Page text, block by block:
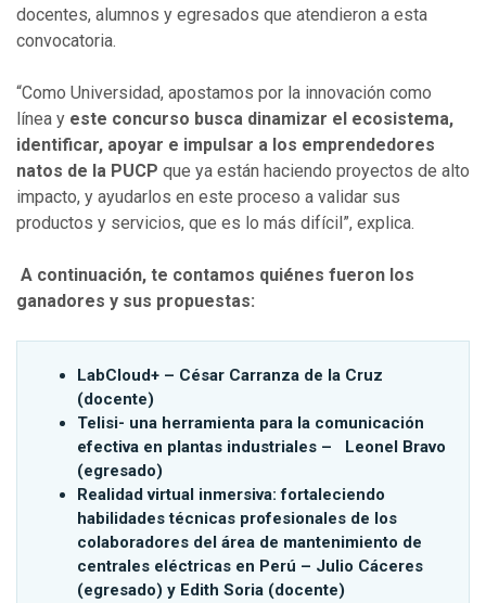
docentes, alumnos y egresados que atendieron a esta
convocatoria.
“Como Universidad, apostamos por la innovación como
línea y este concurso busca dinamizar el ecosistema,
identificar, apoyar e impulsar a los emprendedores
natos de la PUCP que ya están haciendo proyectos de alto
impacto, y ayudarlos en este proceso a validar sus
productos y servicios, que es lo más difícil”, explica.
A continuación, te contamos quiénes fueron los
ganadores y sus propuestas:
LabCloud+ – César Carranza de la Cruz
(docente)
Telisi- una herramienta para la comunicación
efectiva en plantas industriales – Leonel Bravo
(egresado)
Realidad virtual inmersiva: fortaleciendo
habilidades técnicas profesionales de los
colaboradores del área de mantenimiento de
centrales eléctricas en Perú – Julio Cáceres
(egresado) y Edith Soria (docente)